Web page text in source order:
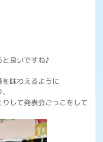
と良いですね♪
味わえるように
して発表会ごっこをして